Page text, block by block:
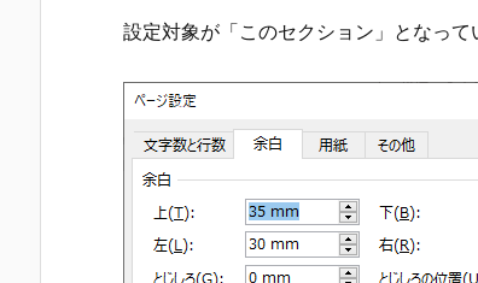
設定対象が「このセクション」となっ